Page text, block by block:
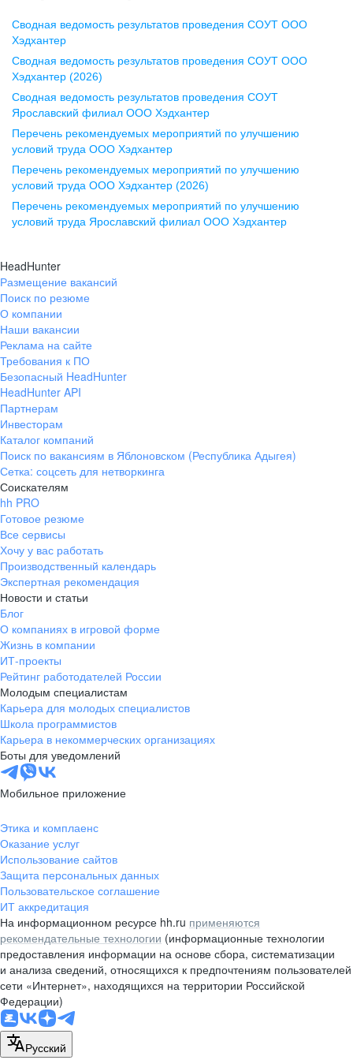
Воронеж
ул. Комиссаржевской, д. 10,
офис 1212
+7 473 280-05-05
pr@vrn.hh.ru
ул. Спартаковская, д. 2А, этаж 3,
помещение 15
+7 843 212-12-50
Екатеринбург
ул. Боевых Дружин, стр. 20,
+7 343 226-79-99
pr@ural.hh.ru
ул. Янковского, д. 169, 7 этаж,
706 каб.
+7 861 205-55-57
pr@krd.hh.ru
Владивосток
пер. Ланинский д. 4, офис 3.4
+7 423 202-33-28
pr@dv.hh.ru
Новосибирск
ул. Большевистская, д. 35,
помещение 21
+7 383 207-94-64
pr@nsk.hh.ru
Минск
пр-т Дзержинского, д. 57,
10 этаж, помещение 45-1
pr@rabota.by
Алматы
пр. Абая, д. 151, БЦ Алатау,
12 этаж, офис 1209
+7 727 232-13-13
pr@headhunter.com.kz
Сводная ведомость результатов проведения СОУТ ООО
Хэдхантер
Сводная ведомость результатов проведения СОУТ ООО
Хэдхантер (2026)
Сводная ведомость результатов проведения СОУТ
Ярославский филиал ООО Хэдхантер
Перечень рекомендуемых мероприятий по улучшению
условий труда ООО Хэдхантер
Перечень рекомендуемых мероприятий по улучшению
условий труда ООО Хэдхантер (2026)
Перечень рекомендуемых мероприятий по улучшению
условий труда Ярославский филиал ООО Хэдхантер
HeadHunter
Размещение вакансий
Поиск по резюме
О компании
Наши вакансии
Реклама на сайте
Требования к ПО
Безопасный HeadHunter
HeadHunter API
Партнерам
Инвесторам
Каталог компаний
Поиск по вакансиям в Яблоновском (Республика Адыгея)
Сетка: соцсеть для нетворкинга
Соискателям
hh PRO
Готовое резюме
Все сервисы
Хочу у вас работать
Производственный календарь
Экспертная рекомендация
Новости и статьи
Блог
О компаниях в игровой форме
Жизнь в компании
ИТ-проекты
Рейтинг работодателей России
Молодым специалистам
Карьера для молодых специалистов
Школа программистов
Карьера в некоммерческих организациях
Боты для уведомлений
Мобильное приложение
Этика и комплаенс
Оказание услуг
Использование сайтов
Защита персональных данных
Пользовательское соглашение
ИТ аккредитация
На информационном ресурсе hh.ru применяются
рекомендательные технологии (информационные технологии
предоставления информации на основе сбора, систематизации
и анализа сведений, относящихся к предпочтениям пользователей
сети «Интернет», находящихся на территории Российской
Федерации)
Русский